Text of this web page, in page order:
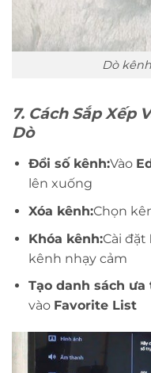
Dò
7. Cách Sắp Xếp
Dò
Đổi số kênh:Vào
lên xuống
Xóa kênh:Chọn
Khóa kênh:Cài đặt
kênh nhạy cảm
Tạo danh sách ưa
vào Favorite List